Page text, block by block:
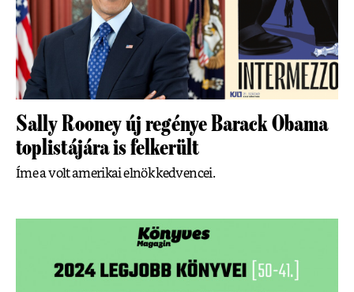
Sally Rooney új regénye Barack Obama
toplistájára is felkerült
Íme a volt amerikai elnök kedvencei.